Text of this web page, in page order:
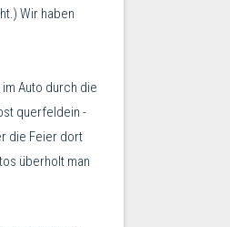
Wir haben
Auto durch die
querfeldein -
die Feier dort
überholt man